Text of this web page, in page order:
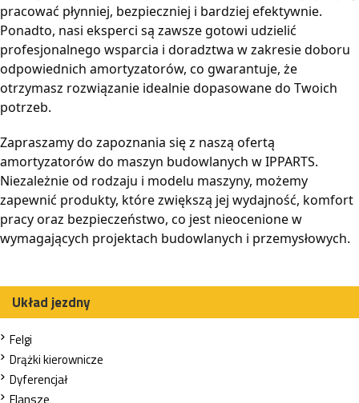
pracować płynniej, bezpieczniej i bardziej efektywnie.
Ponadto, nasi eksperci są zawsze gotowi udzielić
profesjonalnego wsparcia i doradztwa w zakresie doboru
odpowiednich amortyzatorów, co gwarantuje, że
otrzymasz rozwiązanie idealnie dopasowane do Twoich
potrzeb.
Zapraszamy do zapoznania się z naszą ofertą
amortyzatorów do maszyn budowlanych w IPPARTS.
Niezależnie od rodzaju i modelu maszyny, możemy
zapewnić produkty, które zwiększą jej wydajność, komfort
pracy oraz bezpieczeństwo, co jest nieocenione w
wymagających projektach budowlanych i przemysłowych.
Układ jezdny
Felgi
Drążki kierownicze
Dyferencjał
Flansze